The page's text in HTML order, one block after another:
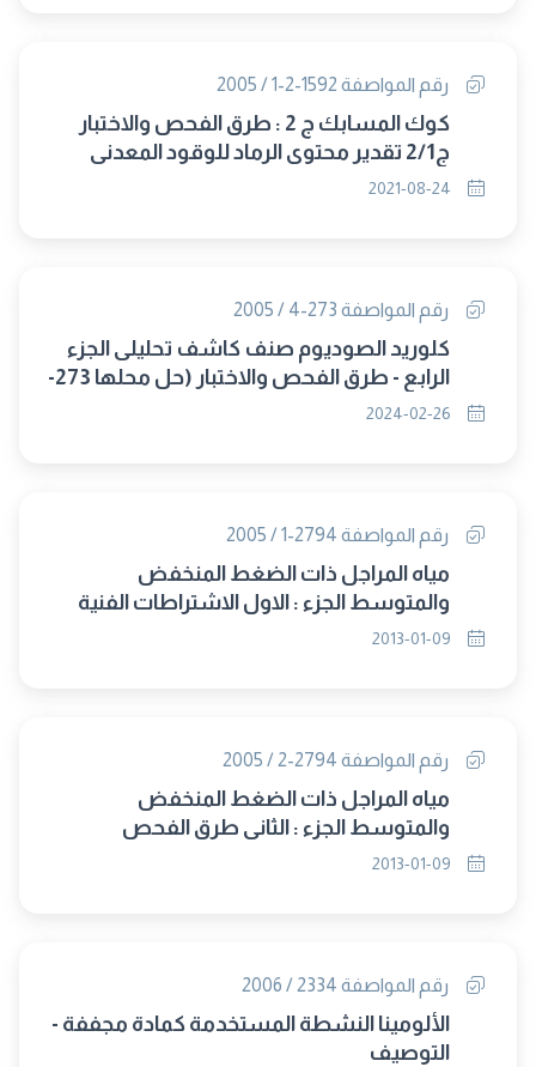
رقم المواصفة 1592-2-1 / 2005
كوك المسابك ج 2 : طرق الفحص والاختبار
ج2/1 تقدير محتوى الرماد للوقود المعدنى
الصلب (الغاء مجلس 326)
رقم المواصفة 273-4 / 2005
كلوريد الصوديوم صنف كاشف تحليلى الجزء
الرابع - طرق الفحص والاختبار (حل محلها 273-
3/ 2024)
رقم المواصفة 2794-1 / 2005
مياه المراجل ذات الضغط المنخفض
والمتوسط الجزء : الاول الاشتراطات الفنية
رقم المواصفة 2794-2 / 2005
مياه المراجل ذات الضغط المنخفض
والمتوسط الجزء : الثانى طرق الفحص
والاختبار
رقم المواصفة 2334 / 2006
الألومينا النشطة المستخدمة كمادة مجففة -
التوصيف